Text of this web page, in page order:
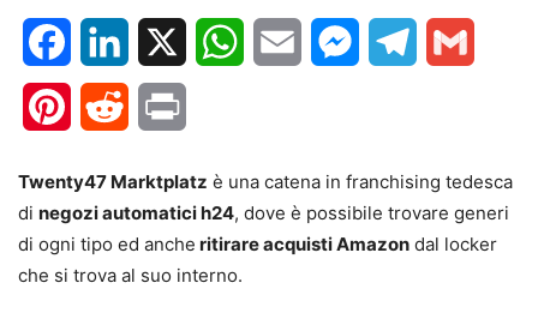
FacebookLinkedIn WhatsApp
Email MessengerTelegram
PinterestReddit
Twenty47 Marktplatz è una catena in franchising tedesca
di negozi automatici h24, dove è possibile trovare generi
di ogni tipo ed anche ritirare acquisti Amazon dal locker
che si trova al suo interno.